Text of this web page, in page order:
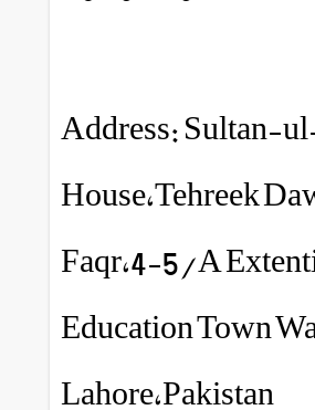
Address: Sultan-
House,Tehreek
Faqr,4-5/A
Education Town
Lahore,Pakistan